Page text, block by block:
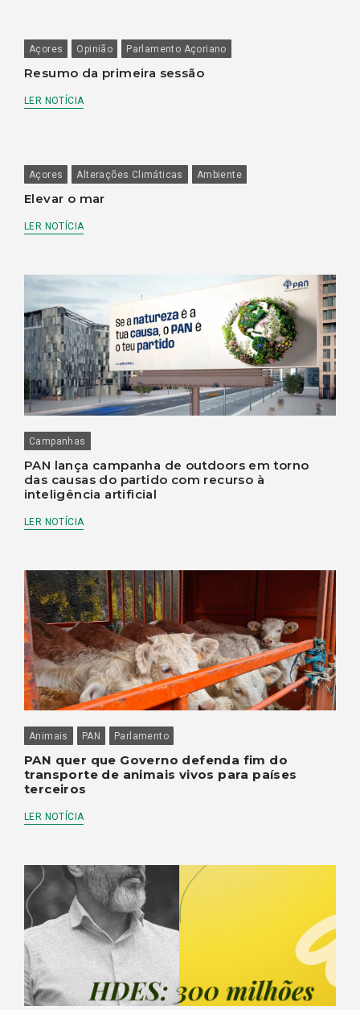
Açores Opinião Parlamento Açoriano
Resumo da primeira sessão
LER NOTÍCIA
Açores Alterações Climáticas Ambiente
Elevar o mar
LER NOTÍCIA
Campanhas
PAN lança campanha de outdoors em torno
das causas do partido com recurso à
inteligência artificial
LER NOTÍCIA
Animais PAN Parlamento
PAN quer que Governo defenda fim do
transporte de animais vivos para países
terceiros
LER NOTÍCIA